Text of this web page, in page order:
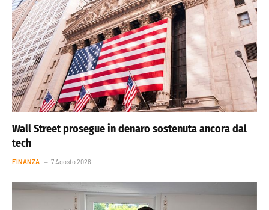
Wall Street prosegue in denaro sostenuta ancora dal
tech
FINANZA 7 Agosto 2026